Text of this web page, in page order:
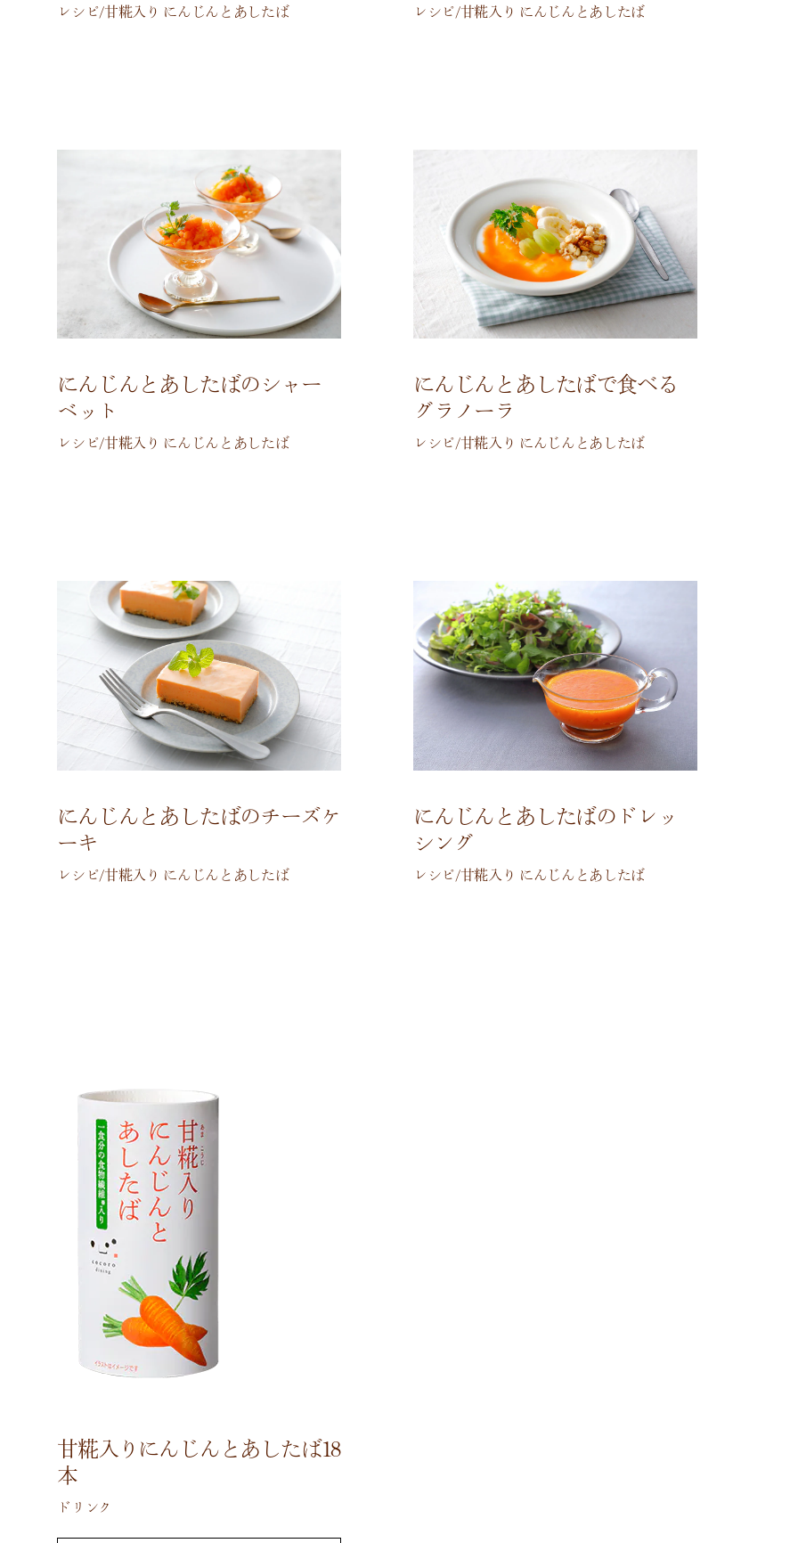
レシピ/甘糀入り にんじんとあしたば レシピ/甘糀入り にんじんとあしたば
にんじんとあしたばのシャー
ベット
レシピ/甘糀入り にんじんとあしたば
にんじんとあしたばで食べる
グラノーラ
レシピ/甘糀入り にんじんとあしたば
にんじんとあしたばのチーズケ
ーキ
レシピ/甘糀入り にんじんとあしたば
にんじんとあしたばのドレッ
シング
レシピ/甘糀入り にんじんとあしたば
甘糀入りにんじんとあしたば18
本
ドリンク